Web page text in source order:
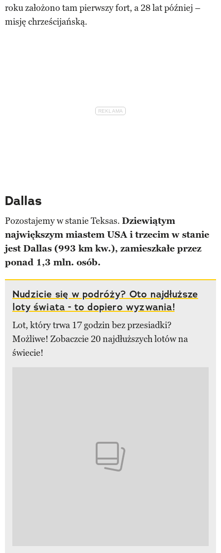
roku założono tam pierwszy fort, a 28 lat później –
misję chrześcijańską.
Dallas
Pozostajemy w stanie Teksas. Dziewiątym
największym miastem USA i trzecim w stanie
jest Dallas (993 km kw.), zamieszkałe przez
ponad 1,3 mln. osób.
Nudzicie się w podróży? Oto najdłuższe
loty świata - to dopiero wyzwania!
Lot, który trwa 17 godzin bez przesiadki?
Możliwe! Zobaczcie 20 najdłuższych lotów na
świecie!